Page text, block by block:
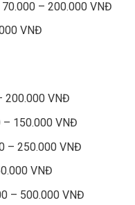
– 200.000 VNĐ
VNĐ
200.000 VNĐ
– 150.000 VNĐ
– 250.000 VNĐ
VNĐ
– 500.000 VNĐ